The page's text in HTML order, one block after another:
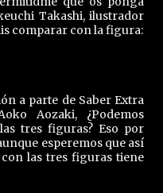
Takashi, ilustrador
comparar con la figura:
a parte de Saber Extra
Aozaki, ¿Podemos
tres figuras? Eso por
esperemos que así
las tres figuras tiene